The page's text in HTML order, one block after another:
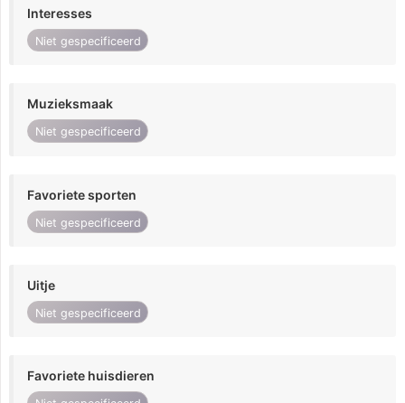
Interesses
Niet gespecificeerd
Muzieksmaak
Niet gespecificeerd
Favoriete sporten
Niet gespecificeerd
Uitje
Niet gespecificeerd
Favoriete huisdieren